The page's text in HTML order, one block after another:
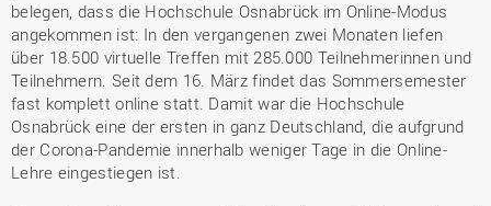
belegen, dass die Hochschule Osnabrück im Online-Modus
angekommen ist: In den vergangenen zwei Monaten liefen
über 18.500 virtuelle Treffen mit 285.000 Teilnehmerinnen und
Teilnehmern. Seit dem 16. März findet das Sommersemester
fast komplett online statt. Damit war die Hochschule
Osnabrück eine der ersten in ganz Deutschland, die aufgrund
der Corona-Pandemie innerhalb weniger Tage in die Online-
Lehre eingestiegen ist.